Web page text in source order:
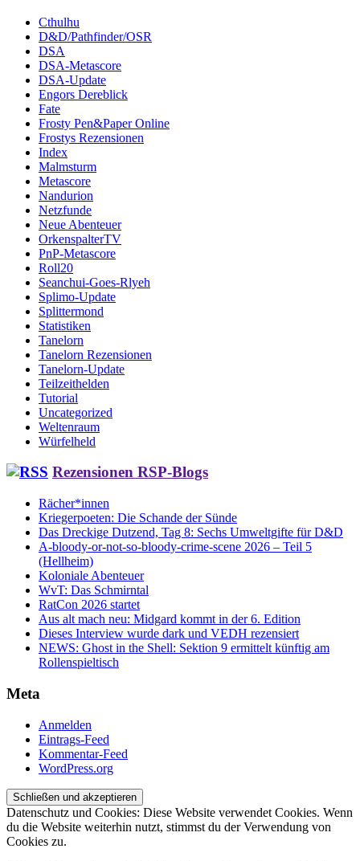
Cthulhu
D&D/Pathfinder/OSR
DSA
DSA-Metascore
DSA-Update
Engors Dereblick
Fate
Frosty Pen&Paper Online
Frostys Rezensionen
Index
Malmsturm
Metascore
Nandurion
Netzfunde
Neue Abenteuer
OrkenspalterTV
PnP-Metascore
Roll20
Seanchui-Goes-Rlyeh
Splimo-Update
Splittermond
Statistiken
Tanelorn
Tanelorn Rezensionen
Tanelorn-Update
Teilzeithelden
Tutorial
Uncategorized
Weltenraum
Würfelheld
Rezensionen RSP-Blogs
Rächer*innen
Kriegerpoeten: Die Schande der Sünde
Das Dreckige Dutzend, Tag 8: Sechs Umweltgifte für D&D
A-bloody-or-not-so-bloody-crime-scene 2026 – Teil 5
(Hellheim)
Koloniale Abenteuer
WvT: Das Schmirntal
RatCon 2026 startet
Aus alt mach neu: Midgard kommt in der 6. Edition
Dieses Interview wurde dark und VEDH rezensiert
NEWS: Ghost in the Shell: Sektion 9 ermittelt künftig am
Rollenspieltisch
Meta
Anmelden
Eintrags-Feed
Kommentar-Feed
WordPress.org
Datenschutz und Cookies: Diese Website verwendet Cookies. Wenn
du die Website weiterhin nutzt, stimmst du der Verwendung von
Cookies zu.